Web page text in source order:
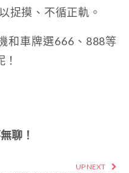
捉摸、不循正軌。
和車牌選666、888等
聊！
UP NEXT